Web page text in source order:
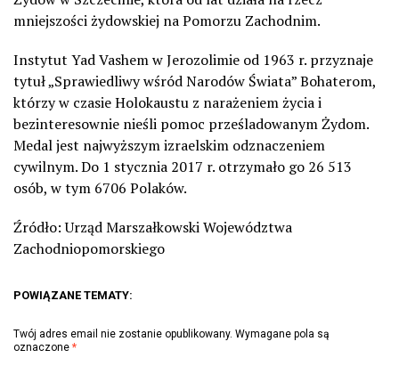
mniejszości żydowskiej na Pomorzu Zachodnim.
Instytut Yad Vashem w Jerozolimie od 1963 r. przyznaje
tytuł „Sprawiedliwy wśród Narodów Świata” Bohaterom,
którzy w czasie Holokaustu z narażeniem życia i
bezinteresownie nieśli pomoc prześladowanym Żydom.
Medal jest najwyższym izraelskim odznaczeniem
cywilnym. Do 1 stycznia 2017 r. otrzymało go 26 513
osób, w tym 6706 Polaków.
Źródło: Urząd Marszałkowski Województwa
Zachodniopomorskiego
POWIĄZANE TEMATY:
Twój adres email nie zostanie opublikowany. Wymagane pola są
oznaczone *